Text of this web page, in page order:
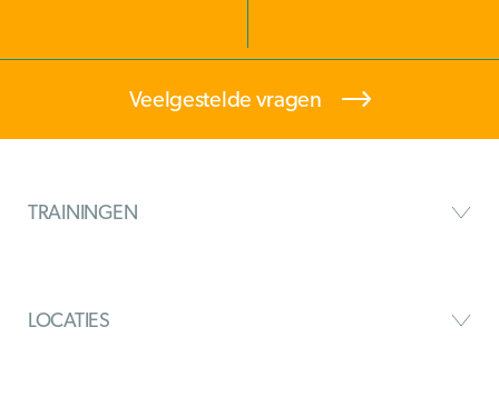
Veelgestelde vragen
TRAININGEN
LOCATIES